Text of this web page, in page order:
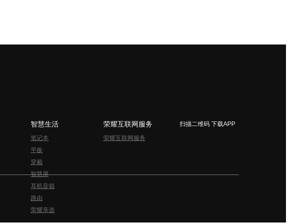
智慧生活
笔记本
平板
穿戴
智慧屏
耳机音箱
路由
荣耀亲选
荣耀互联网服务
荣耀互联网服务
扫描二维码 下载APP